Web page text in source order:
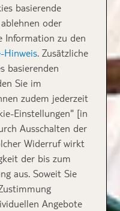
basierende
oder
Information zu den
Hinweis. Zusätzliche
basierenden
Sie im
zudem jederzeit
Einstellungen" [in
Ausschalten der
Widerruf wirkt
der bis zum
aus. Soweit Sie
Angebote